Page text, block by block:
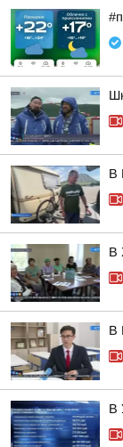
В
В
В
В